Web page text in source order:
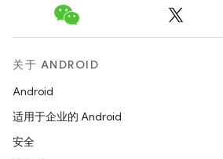
关于 ANDROID
Android
适用于企业的 Android
安全